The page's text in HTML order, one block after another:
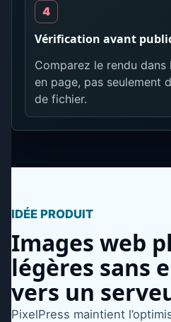
Vérification avant
Comparez le rendu dans
en page, pas seulement
de fichier.
IDÉE PRODUIT
Images web
légères sans
vers un
PixelPress maintient